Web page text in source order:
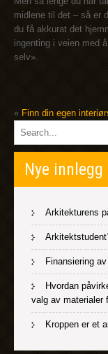
midlene til det – så er
du få akkurat det
ingenting i veien med
selv».
« Finn din egen
Nye innlegg
Arkitekturens
Finansiering
Hvordan
valg av materialer
Kroppen er et